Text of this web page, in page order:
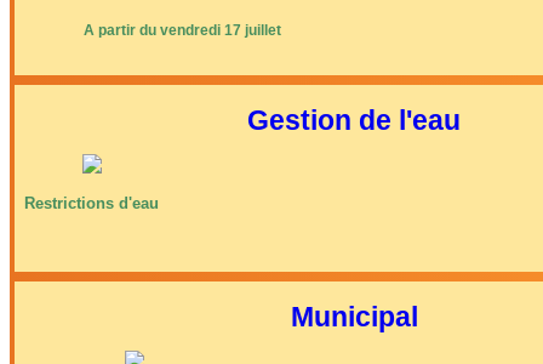
A partir du vendredi 17 juillet
Gestion de l'eau
Restrictions d'eau
Municipal